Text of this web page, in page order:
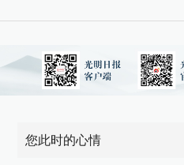
您此时的心情